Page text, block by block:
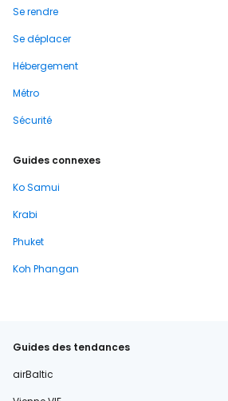
Se rendre
Se déplacer
Hébergement
Métro
Sécurité
Guides connexes
Ko Samui
Krabi
Phuket
Koh Phangan
Guides des tendances
airBaltic